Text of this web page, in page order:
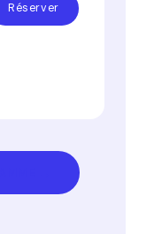
Réserver